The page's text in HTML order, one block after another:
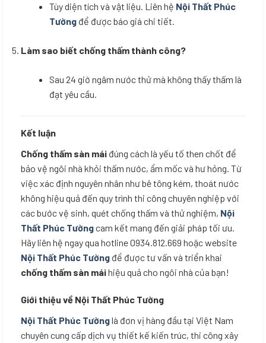
Tùy diện tích và vật liệu. Liên hệ Nội Thất Phúc
Tường để được báo giá chi tiết.
Làm sao biết chống thấm thành công?
Sau 24 giờ ngâm nước thử mà không thấy thấm là
đạt yêu cầu.
Kết luận
Chống thấm sàn mái đúng cách là yếu tố then chốt để
bảo vệ ngôi nhà khỏi thấm nước, ẩm mốc và hư hỏng. Từ
việc xác định nguyên nhân như bê tông kém, thoát nước
không hiệu quả đến quy trình thi công chuyên nghiệp với
các bước vệ sinh, quét chống thấm và thử nghiệm, Nội
Thất Phúc Tườngcam kết mang đến giải pháp tối ưu.
Hãy liên hệ ngay qua hotline 0934.812.669 hoặc website
Nội Thất Phúc Tường để được tư vấn và triển khai
chống thấm sàn máihiệu quả cho ngôi nhà của bạn!
Giới thiệu về Nội Thất Phúc Tường
Nội Thất Phúc Tườnglà đơn vị hàng đầu tại Việt Nam
chuyên cung cấp dịch vụ thiết kế kiến trúc, thi công xây